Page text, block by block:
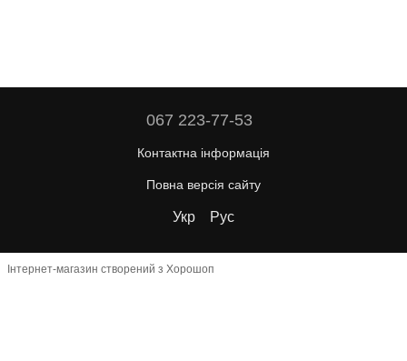
067 223-77-53
Контактна інформація
Повна версія сайту
Укр Рус
Інтернет-магазин створений з Хорошоп